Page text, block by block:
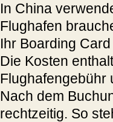
In China
Flughafen
Ihr Boarding
Die Kosten
Flughafengebühr
Nach dem
rechtzeitig. So